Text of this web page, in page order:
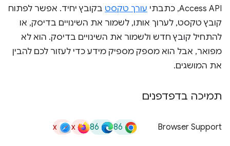
Access API, כתבתי
עורך טקסט בקובץ יחיד. אפשר לפתוח
קובץ טקסט, לערוך אותו, לשמור את השינויים בדיסק, או
להתחיל קובץ חדש ולשמור את השינויים בדיסק. הוא לא
מפואר, אבל הוא מספק מספיק מידע כדי לעזור לכם להבין
את המושגים.
תמיכה בדפדפנים
Browser Support
86
86
x
x